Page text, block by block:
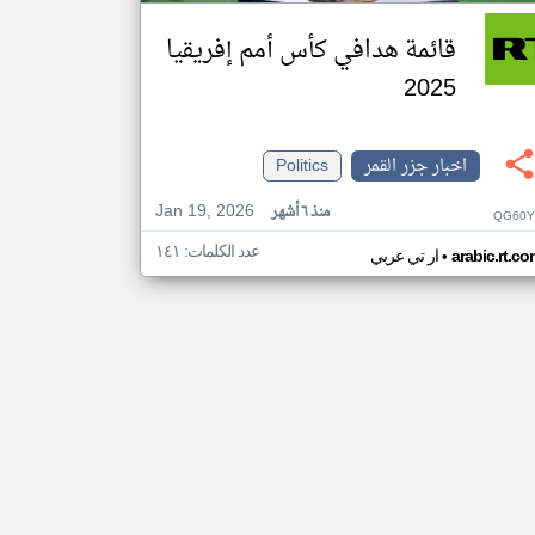
قائمة هدافي كأس أمم إفريقيا
2025
اخبار جزر القمر
Politics
Jan 19, 2026
منذ ٦ أشهر
ار تي عربي• عدد الكلمات: ١٤١